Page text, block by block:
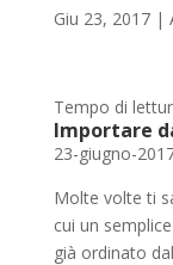
Giu 23, 2017|
Tempo di
Importare
23-giugno-
Molte volte ti
cui un
già ordinato